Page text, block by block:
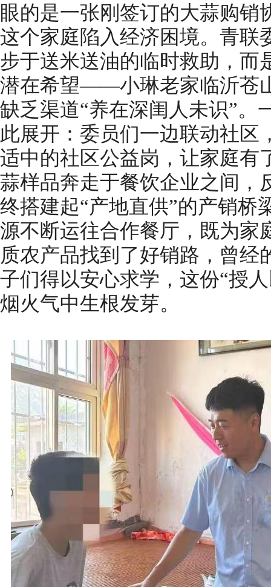
眼的是一张刚签订的大蒜购销
这个家庭陷入经济困境。青联
步于送米送油的临时救助，而
潜在希望——小琳老家临沂苍
缺乏渠道“养在深闺人未识”。
此展开：委员们一边联动社区
适中的社区公益岗，让家庭有
蒜样品奔走于餐饮企业之间，
终搭建起“产地直供”的产销桥
源不断运往合作餐厅，既为家
质农产品找到了好销路，曾经
子们得以安心求学，这份“授
烟火气中生根发芽。